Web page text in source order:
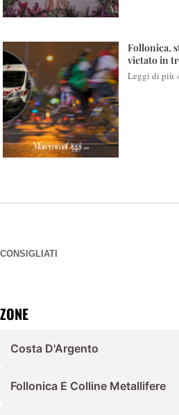
Follonica,
vietato in
Leggi di più
CONSIGLIATI
ZONE
Costa D'Argento
Follonica E Colline Metallifere